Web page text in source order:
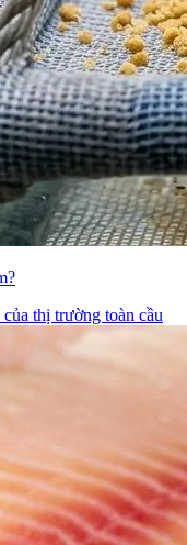
thị trường toàn cầu